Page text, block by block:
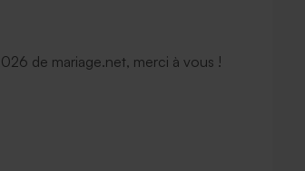
de mariage.net, merci à vous !